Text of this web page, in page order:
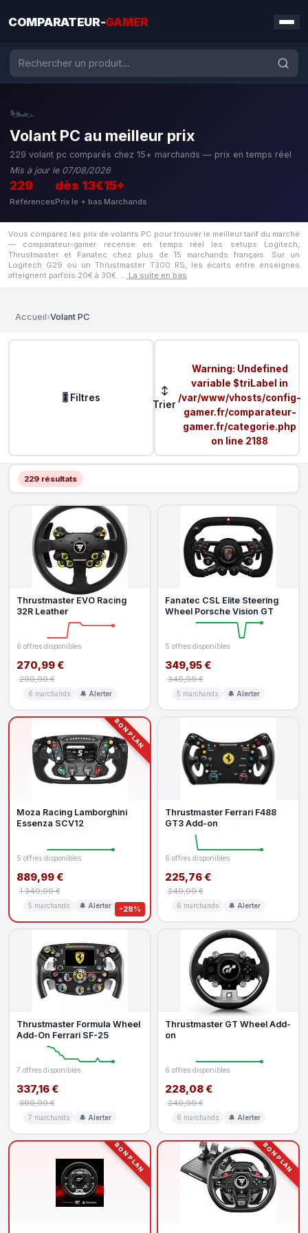
COMPARATEUR-GAMER
🏎️
Volant PC au meilleur prix
229 volant pc comparés chez 15+ marchands — prix en temps réel
Mis à jour le 07/08/2026
229
Références
dès 13€
Prix le + bas
15+
Marchands
Vous comparez les prix de volants PC pour trouver le meilleur tarif du marché
— comparateur-gamer recense en temps réel les setups Logitech,
Thrustmaster et Fanatec chez plus de 15 marchands français. Sur un
Logitech G29 ou un Thrustmaster T300 RS, les écarts entre enseignes
atteignent parfois 20€ à 30€. … La suite en bas
Accueil›Volant PC
🎚️ Filtres
↕
Trier
Warning: Undefined
variable $triLabel in
/var/www/vhosts/config-
gamer.fr/comparateur-
gamer.fr/categorie.php
on line 2188
229 résultats
Thrustmaster EVO Racing
32R Leather
6 offres disponibles
270,99 €
299,99 €
6 marchands 🔔 Alerter
Fanatec CSL Elite Steering
Wheel Porsche Vision GT
5 offres disponibles
349,95 €
349,99 €
5 marchands 🔔 Alerter
BON PLAN
-28%
Moza Racing Lamborghini
Essenza SCV12
5 offres disponibles
889,99 €
1 349,99 €
5 marchands 🔔 Alerter
Thrustmaster Ferrari F488
GT3 Add-on
6 offres disponibles
225,76 €
249,99 €
6 marchands 🔔 Alerter
Thrustmaster Formula Wheel
Add-On Ferrari SF-25
7 offres disponibles
337,16 €
399,99 €
7 marchands 🔔 Alerter
Thrustmaster GT Wheel Add-
on
6 offres disponibles
228,08 €
249,99 €
6 marchands 🔔 Alerter
BON PLAN BON PLAN